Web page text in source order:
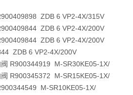
ZDB 6 VP2-4X/315V
ZDB 6 VP2-4X/200V
ZDB 6 VP2-4X/200V
ZDB 6 VP2-4X/200V
R900344919 M-SR30KE05-1X/
R900345372 M-SR15KE05-1X/
M-SR10KE05-1X/